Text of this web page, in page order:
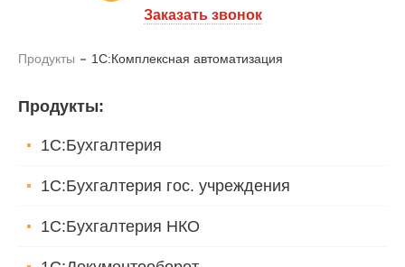
Заказать звонок
Продукты 1С:Комплексная автоматизация
Продукты:
1С:Бухгалтерия
1С:Бухгалтерия гос. учреждения
1С:Бухгалтерия НКО